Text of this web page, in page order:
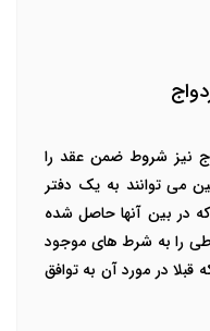
نیز شروط ضمن عقد را
می توانند به یک دفتر
که در بین آنها حاصل شده
را به شرط های موجود
در مورد آن به توافق